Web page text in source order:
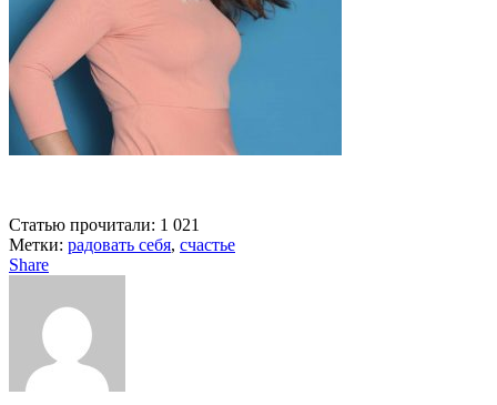
Статью прочитали: 1 021
Метки: радовать себя, счастье
Share